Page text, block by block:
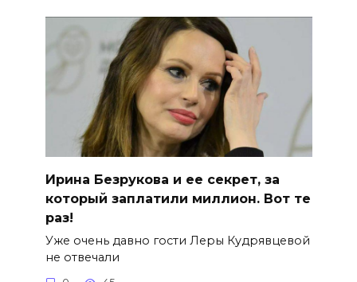
Ирина Безрукова и ее секрет, за
который заплатили миллион. Вот те
раз!
Уже очень давно гости Леры Кудрявцевой
не отвечали